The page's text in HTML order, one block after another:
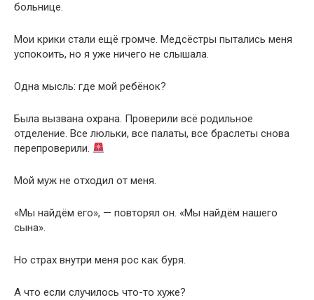
больнице.
Мои крики стали ещё громче. Медсёстры пытались меня
успокоить, но я уже ничего не слышала.
Одна мысль: где мой ребёнок?
Была вызвана охрана. Проверили всё родильное
отделение. Все люльки, все палаты, все браслеты снова
перепроверили.
Мой муж не отходил от меня.
«Мы найдём его», — повторял он. «Мы найдём нашего
сына».
Но страх внутри меня рос как буря.
А что если случилось что-то хуже?